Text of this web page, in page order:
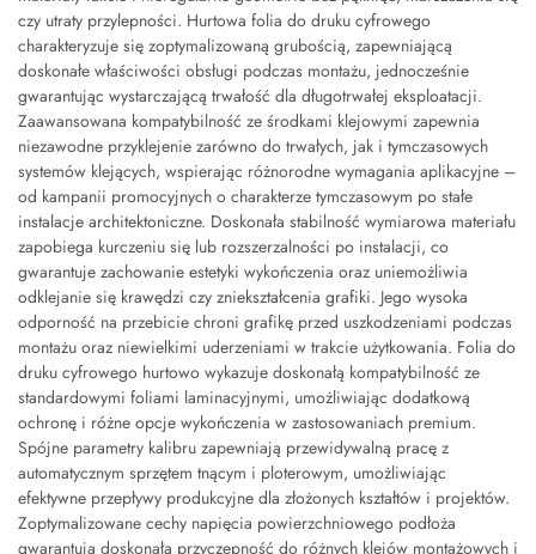
czy utraty przylepności. Hurtowa folia do druku cyfrowego
charakteryzuje się zoptymalizowaną grubością, zapewniającą
doskonałe właściwości obsługi podczas montażu, jednocześnie
gwarantując wystarczającą trwałość dla długotrwałej eksploatacji.
Zaawansowana kompatybilność ze środkami klejowymi zapewnia
niezawodne przyklejenie zarówno do trwałych, jak i tymczasowych
systemów klejących, wspierając różnorodne wymagania aplikacyjne –
od kampanii promocyjnych o charakterze tymczasowym po stałe
instalacje architektoniczne. Doskonała stabilność wymiarowa materiału
zapobiega kurczeniu się lub rozszerzalności po instalacji, co
gwarantuje zachowanie estetyki wykończenia oraz uniemożliwia
odklejanie się krawędzi czy zniekształcenia grafiki. Jego wysoka
odporność na przebicie chroni grafikę przed uszkodzeniami podczas
montażu oraz niewielkimi uderzeniami w trakcie użytkowania. Folia do
druku cyfrowego hurtowo wykazuje doskonałą kompatybilność ze
standardowymi foliami laminacyjnymi, umożliwiając dodatkową
ochronę i różne opcje wykończenia w zastosowaniach premium.
Spójne parametry kalibru zapewniają przewidywalną pracę z
automatycznym sprzętem tnącym i ploterowym, umożliwiając
efektywne przepływy produkcyjne dla złożonych kształtów i projektów.
Zoptymalizowane cechy napięcia powierzchniowego podłoża
gwarantują doskonałą przyczepność do różnych klejów montażowych i